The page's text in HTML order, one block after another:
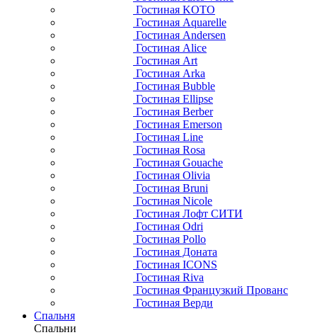
Гостиная KOTO
Гостиная Aquarelle
Гостиная Andersen
Гостиная Alice
Гостиная Art
Гостиная Arka
Гостиная Bubble
Гостиная Ellipse
Гостиная Berber
Гостиная Emerson
Гостиная Line
Гостиная Rosa
Гостиная Gouache
Гостиная Olivia
Гостиная Bruni
Гостиная Nicole
Гостиная Лофт СИТИ
Гостиная Odri
Гостиная Pollo
Гостиная Доната
Гостиная ICONS
Гостиная Riva
Гостиная Французкий Прованс
Гостиная Верди
Спальня
Спальни